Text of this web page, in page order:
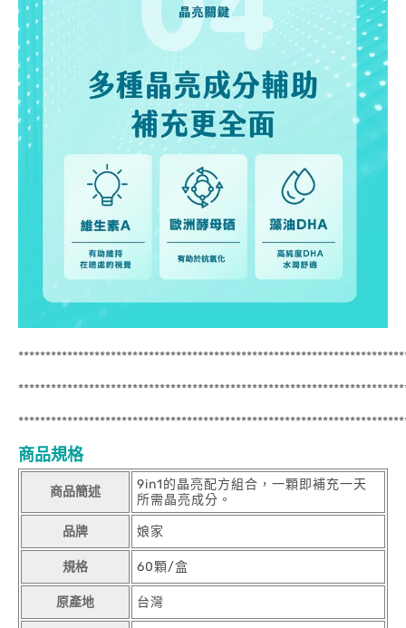
商品規格
商品簡述
9in1的晶亮配方組合，一顆即補充一天
所需晶亮成分。
品牌 娘家
規格 60顆/盒
原產地 台灣